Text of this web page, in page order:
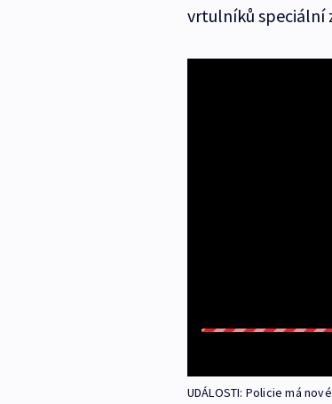
vrtulníků speciální
UDÁLOSTI: Policie má